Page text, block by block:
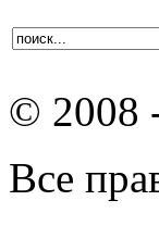
© 2008
Все